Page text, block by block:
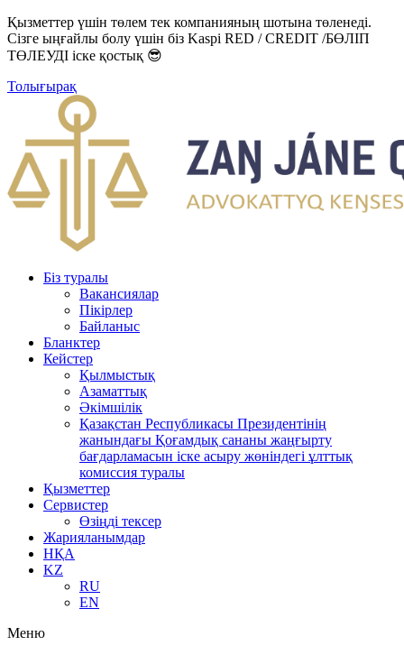
Қызметтер үшін төлем тек компанияның шотына төленеді.
Сізге ыңғайлы болу үшін біз Kaspi RED / CREDIT /БӨЛІП
ТӨЛЕУДІ іске қостық 😎
Толығырақ
Біз туралы
Вакансиялар
Пікірлер
Байланыс
Бланктер
Кейстер
Қылмыстық
Азаматтық
Әкімшілік
Қазақстан Республикасы Президентінің
жанындағы Қоғамдық сананы жаңғырту
бағдарламасын іске асыру жөніндегі ұлттық
комиссия туралы
Қызметтер
Сервистер
Өзіңді тексер
Жарияланымдар
НҚА
KZ
RU
EN
Меню